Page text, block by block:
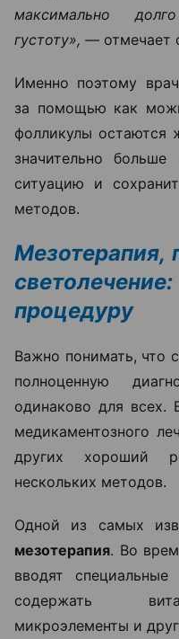
максимально
густоту», — отмечает
Именно поэтому
за помощью как
фолликулы остаются
значительно
ситуацию и
методов.
Мезотерапия,
процедуру
Важно понимать, что
полноценную
одинаково для всех.
медикаментозного
других хороший
нескольких методов.
Одной из самых
мезотерапия. Во
вводят
содержать
микроэлементы и